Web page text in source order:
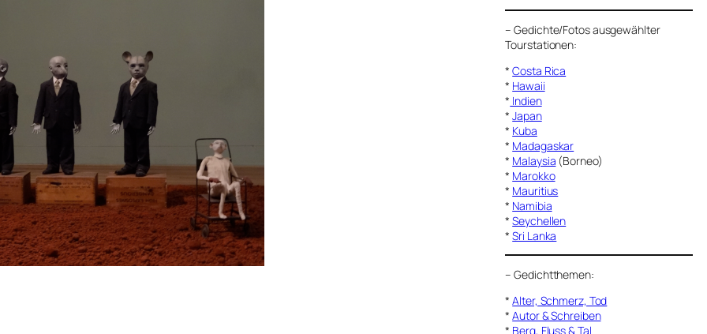
–Gedichte/Fotos ausgewählter
Tourstationen:
*Costa Rica
* Hawaii
* Indien
*Japan
* Kuba
* Madagaskar
* Malaysia (Borneo)
* Marokko
* Mauritius
* Namibia
*Seychellen
*Sri Lanka
–Gedichtthemen:
*Alter, Schmerz, Tod
*Autor & Schreiben
* Berg, Fluss & Tal